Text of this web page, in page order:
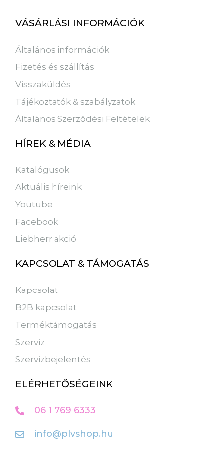
VÁSÁRLÁSI INFORMÁCIÓK
Általános információk
Fizetés és szállítás
Visszaküldés
Tájékoztatók & szabályzatok
Általános Szerződési Feltételek
HÍREK & MÉDIA
Katalógusok
Aktuális híreink
Youtube
Facebook
Liebherr akció
KAPCSOLAT & TÁMOGATÁS
Kapcsolat
B2B kapcsolat
Terméktámogatás
Szerviz
Szervizbejelentés
ELÉRHETŐSÉGEINK
06 1 769 6333
info@plvshop.hu